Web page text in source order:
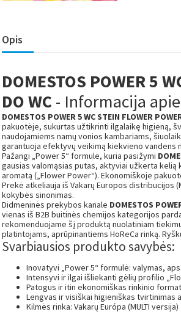
Opis
DOMESTOS POWER 5
DO WC- Informacija
DOMESTOS POWER 5 WC STEIN FLOWER
pakuotėje, sukurtas užtikrinti ilgalaikę higieną,
naudojamiems namų vonios kambariams,
garantuoja efektyvų veikimą kiekvieno
Pažangi „Power 5“ formulė, kuria pasižymi
gausias valomąsias putas, aktyviai užkerta
aromatą („Flower Power“). Ekonomiškoje
Prekė atkeliauja iš Vakarų Europos distribucijos
kokybės sinonimas.
Didmeninės prekybos kanale DOMESTOS
vienas iš B2B buitinės chemijos kategorijos
rekomenduojame šį produktą nuolatiniam
platintojams, aprūpinantiems HoReCa rinką.
Svarbiausios produkto savybės:
Inovatyvi „Power 5“ formulė: valymas,
Intensyvi ir ilgai išliekanti gėlių profilio
Patogus ir itin ekonomiškas rinkinio
Lengvas ir visiškai higieniškas tvirtinimas
Kilmės rinka: Vakarų Európa (MULTI versija)